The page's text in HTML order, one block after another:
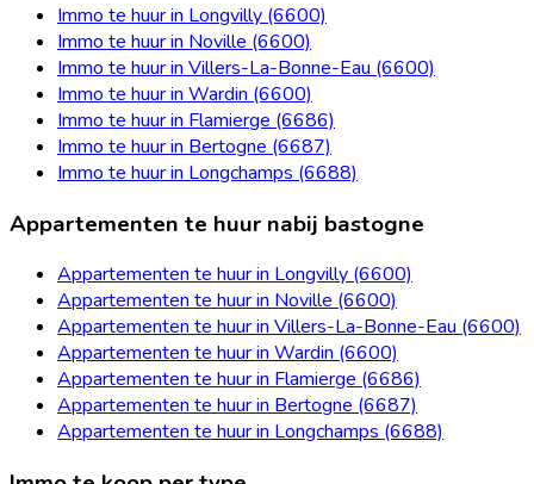
Immo te huur in Longvilly (6600)
Immo te huur in Noville (6600)
Immo te huur in Villers-La-Bonne-Eau (6600)
Immo te huur in Wardin (6600)
Immo te huur in Flamierge (6686)
Immo te huur in Bertogne (6687)
Immo te huur in Longchamps (6688)
Appartementen te huur nabij bastogne
Appartementen te huur in Longvilly (6600)
Appartementen te huur in Noville (6600)
Appartementen te huur in Villers-La-Bonne-Eau (6600)
Appartementen te huur in Wardin (6600)
Appartementen te huur in Flamierge (6686)
Appartementen te huur in Bertogne (6687)
Appartementen te huur in Longchamps (6688)